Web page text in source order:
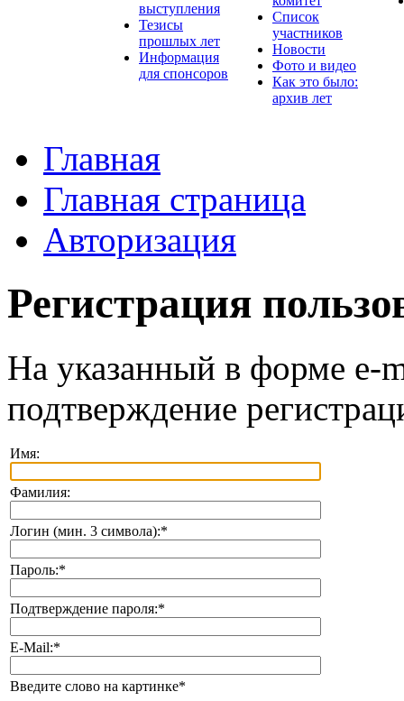
выступления
Тезисы
прошлых лет
Информация
для спонсоров
Список
участников
Новости
Фото и видео
Как это было:
архив лет
Главная
Главная страница
Авторизация
Регистрация
На указанный в форме e-
подтверждение
Имя:
Фамилия:
Логин (мин. 3 символа):*
Пароль:*
Подтверждение пароля:*
E-Mail:*
Введите слово на картинке*